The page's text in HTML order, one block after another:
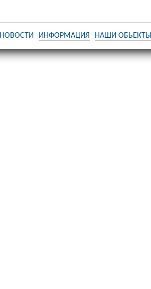
НОВОСТИ ИНФОРМАЦИЯ НАШИ ОБЬЕКТЫ